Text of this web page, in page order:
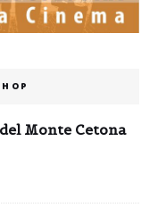
Monte Cetona